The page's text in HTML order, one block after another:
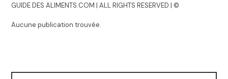
GUIDE DES ALIMENTS.COM | ALL RIGHTS RESERVED | ©
Aucune publication trouvée.